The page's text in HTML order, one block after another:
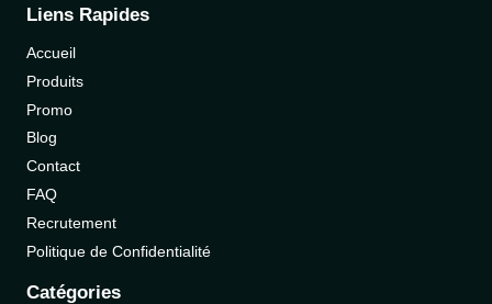
Liens Rapides
Accueil
Produits
Promo
Blog
Contact
FAQ
Recrutement
Politique de Confidentialité
Catégories